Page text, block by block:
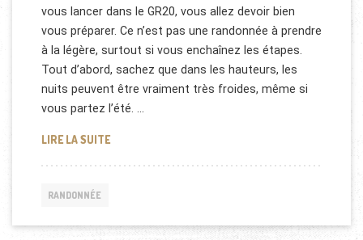
vous lancer dans le GR20, vous allez devoir bien
vous préparer. Ce n’est pas une randonnée à prendre
à la légère, surtout si vous enchaînez les étapes.
Tout d’abord, sachez que dans les hauteurs, les
nuits peuvent être vraiment très froides, même si
vous partez l’été. …
LIRE LA SUITECORSE: LE GR20 EN 7 JOURS
RANDONNÉE